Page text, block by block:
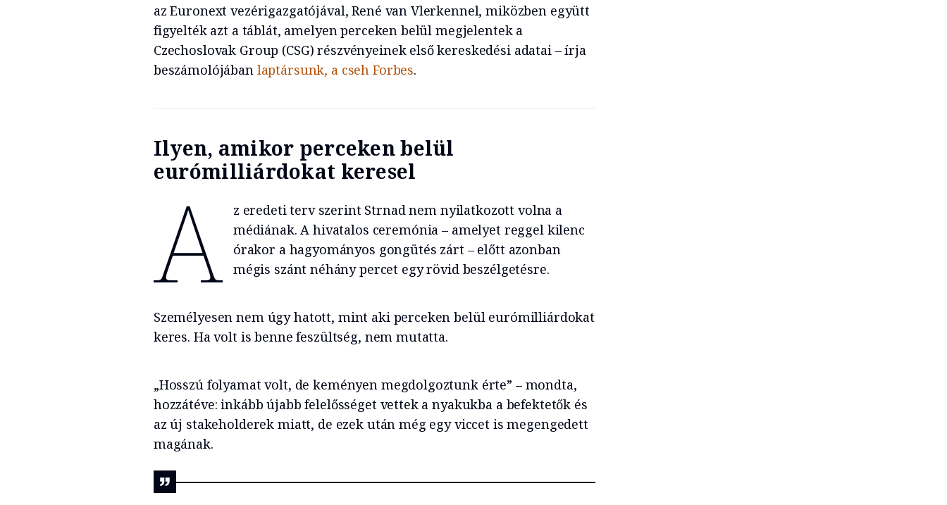
az Euronext vezérigazgatójával, René van Vlerkennel, miközben együtt
figyelték azt a táblát, amelyen perceken belül megjelentek a
Czechoslovak Group (CSG) részvényeinek első kereskedési adatai – írja
beszámolójában laptársunk, a cseh Forbes.
Ilyen, amikor perceken belül
eurómilliárdokat keresel
A
z eredeti terv szerint Strnad nem nyilatkozott volna a
médiának. A hivatalos ceremónia – amelyet reggel kilenc
órakor a hagyományos gongütés zárt – előtt azonban
mégis szánt néhány percet egy rövid beszélgetésre.
Személyesen nem úgy hatott, mint aki perceken belül eurómilliárdokat
keres. Ha volt is benne feszültség, nem mutatta.
„Hosszú folyamat volt, de keményen megdolgoztunk érte” – mondta,
hozzátéve: inkább újabb felelősséget vettek a nyakukba a befektetők és
az új stakeholderek miatt, de ezek után még egy viccet is megengedett
magának.